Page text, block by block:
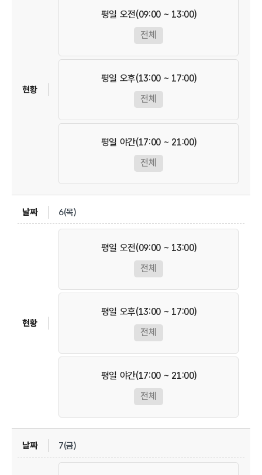
평일 오전(09:00 ~ 13:00)
전체
평일 오후(13:00 ~ 17:00)
전체
평일 야간(17:00 ~ 21:00)
전체
6(목)
평일 오전(09:00 ~ 13:00)
전체
평일 오후(13:00 ~ 17:00)
전체
평일 야간(17:00 ~ 21:00)
전체
7(금)